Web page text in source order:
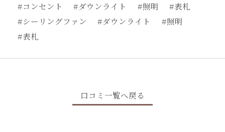
#コンセント
#ダウンライト #照明
#表札
#シーリングファン
#ダウンライト
#照明
#表札
口コミ一覧へ戻る